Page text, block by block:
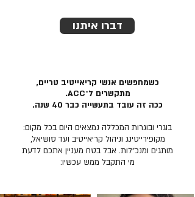
דברו איתנו
כשמחפשים אנשי קריאייטיב טריים,
מתקשרים ל־ACC.
ככה זה עובד בתעשייה כבר 40 שנה.
בוגרי ובוגרות המכללה נמצאים היום בכל מקום:
מקופירייטינג וניהול קריאייטיב ועד סושיאל,
מותגים ומנכ״לות. אבל בטח מעניין אתכם לדעת
מי התקבל ממש עכשיו: